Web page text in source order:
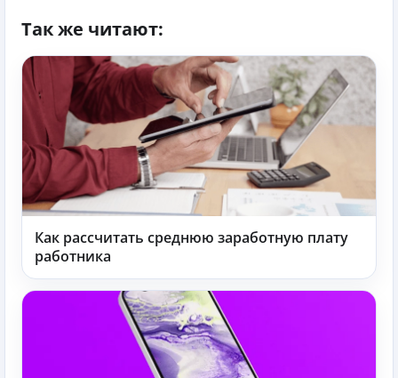
Так же читают:
Как рассчитать среднюю заработную плату
работника